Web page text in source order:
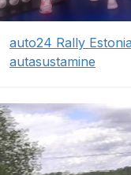
auto24 Rally
autasustamine